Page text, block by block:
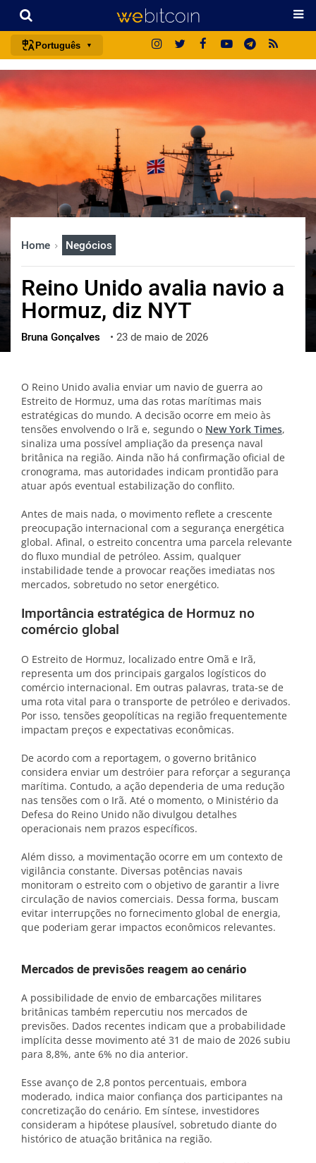
Português
português (BR)
français
deutsch
日本語
русский
العربية
ไทย
ქართული
Home Negócios
Reino Unido avalia navio a
Hormuz, diz NYT
Bruna Gonçalves • 23 de maio de 2026
O Reino Unido avalia enviar um navio de guerra ao
Estreito de Hormuz, uma das rotas marítimas mais
estratégicas do mundo. A decisão ocorre em meio às
tensões envolvendo o Irã e, segundo o New York Times,
sinaliza uma possível ampliação da presença naval
britânica na região. Ainda não há confirmação oficial de
cronograma, mas autoridades indicam prontidão para
atuar após eventual estabilização do conflito.
Antes de mais nada, o movimento reflete a crescente
preocupação internacional com a segurança energética
global. Afinal, o estreito concentra uma parcela relevante
do fluxo mundial de petróleo. Assim, qualquer
instabilidade tende a provocar reações imediatas nos
mercados, sobretudo no setor energético.
Importância estratégica de Hormuz no
comércio global
O Estreito de Hormuz, localizado entre Omã e Irã,
representa um dos principais gargalos logísticos do
comércio internacional. Em outras palavras, trata-se de
uma rota vital para o transporte de petróleo e derivados.
Por isso, tensões geopolíticas na região frequentemente
impactam preços e expectativas econômicas.
De acordo com a reportagem, o governo britânico
considera enviar um destróier para reforçar a segurança
marítima. Contudo, a ação dependeria de uma redução
nas tensões com o Irã. Até o momento, o Ministério da
Defesa do Reino Unido não divulgou detalhes
operacionais nem prazos específicos.
Além disso, a movimentação ocorre em um contexto de
vigilância constante. Diversas potências navais
monitoram o estreito com o objetivo de garantir a livre
circulação de navios comerciais. Dessa forma, buscam
evitar interrupções no fornecimento global de energia,
que poderiam gerar impactos econômicos relevantes.
Mercados de previsões reagem ao cenário
A possibilidade de envio de embarcações militares
britânicas também repercutiu nos mercados de
previsões. Dados recentes indicam que a probabilidade
implícita desse movimento até 31 de maio de 2026 subiu
para 8,8%, ante 6% no dia anterior.
Esse avanço de 2,8 pontos percentuais, embora
moderado, indica maior confiança dos participantes na
concretização do cenário. Em síntese, investidores
consideram a hipótese plausível, sobretudo diante do
histórico de atuação britânica na região.